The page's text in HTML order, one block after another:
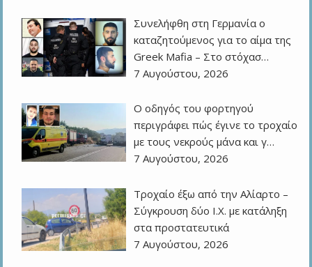
Συνελήφθη στη Γερμανία ο
καταζητούμενος για το αίμα της
Greek Mafia – Στο στόχασ…
7 Αυγούστου, 2026
Ο οδηγός του φορτηγού
περιγράφει πώς έγινε το τροχαίο
με τους νεκρούς μάνα και γ…
7 Αυγούστου, 2026
Τροχαίο έξω από την Αλίαρτο –
Σύγκρουση δύο Ι.Χ. με κατάληξη
στα προστατευτικά
7 Αυγούστου, 2026